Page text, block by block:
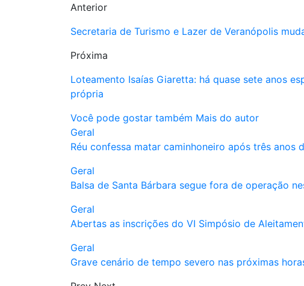
Anterior
Secretaria de Turismo e Lazer de Veranópolis
Próxima
Loteamento Isaías Giaretta: há quase sete anos
própria
Você pode gostar também Mais do autor
Geral
Réu confessa matar caminhoneiro após três anos
Geral
Balsa de Santa Bárbara segue fora de operação
Geral
Abertas as inscrições do VI Simpósio de
Geral
Grave cenário de tempo severo nas próximas